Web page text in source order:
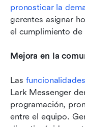
pronosticar la
gerentes asignar
el cumplimiento de
Mejora en la
Las
Lark Messenger
programación,
entre el equipo.